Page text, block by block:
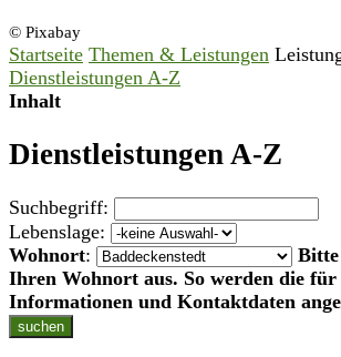
© Pixabay
Startseite Themen & Leistungen
Dienstleistungen A-Z
Inhalt
Dienstleistungen A-Z
Suchbegriff:
Lebenslage:
Wohnort:
Bitte
Ihren Wohnort aus. So werden die für
Informationen und Kontaktdaten
suchen